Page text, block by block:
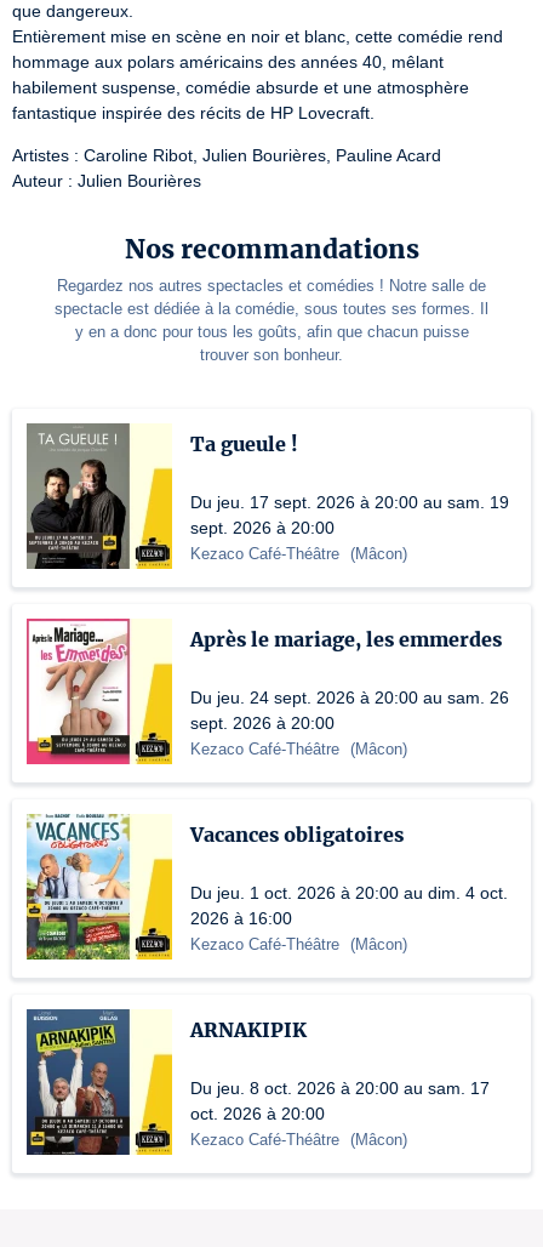
que dangereux.
Entièrement mise en scène en noir et blanc, cette comédie rend
hommage aux polars américains des années 40, mêlant
habilement suspense, comédie absurde et une atmosphère
fantastique inspirée des récits de HP Lovecraft.
Artistes : Caroline Ribot, Julien Bourières, Pauline Acard
Auteur : Julien Bourières
Nos recommandations
Regardez nos autres spectacles et comédies ! Notre salle de
spectacle est dédiée à la comédie, sous toutes ses formes. Il
y en a donc pour tous les goûts, afin que chacun puisse
trouver son bonheur.
Ta gueule !
Du jeu. 17 sept. 2026 à 20:00 au sam. 19
sept. 2026 à 20:00
Kezaco Café-Théâtre (Mâcon)
Après le mariage, les emmerdes
Du jeu. 24 sept. 2026 à 20:00 au sam. 26
sept. 2026 à 20:00
Kezaco Café-Théâtre (Mâcon)
Vacances obligatoires
Du jeu. 1 oct. 2026 à 20:00 au dim. 4 oct.
2026 à 16:00
Kezaco Café-Théâtre (Mâcon)
ARNAKIPIK
Du jeu. 8 oct. 2026 à 20:00 au sam. 17
oct. 2026 à 20:00
Kezaco Café-Théâtre (Mâcon)